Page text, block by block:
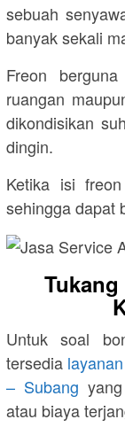
sebuah
banyak sekali
Freon
ruangan
dikondisikan
dingin.
Ketika isi
sehingga dapat
Untuk soal
tersedia
– Subang
atau biaya